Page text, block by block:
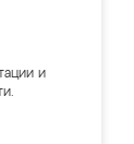
и